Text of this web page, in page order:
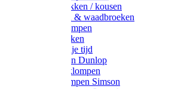
Thermo sokken / kousen
Lieslaarzen & waadbroeken
Houten klompen
Wandelsokken
Laarzen vrije tijd
Werklaarzen Dunlop
Kunststof klompen
Schoenklompen Simson